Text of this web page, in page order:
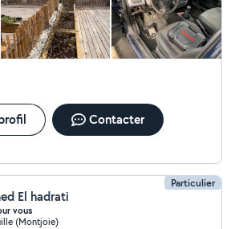
Contacter
Particulier
El hadrati
vous
(Montjoie)